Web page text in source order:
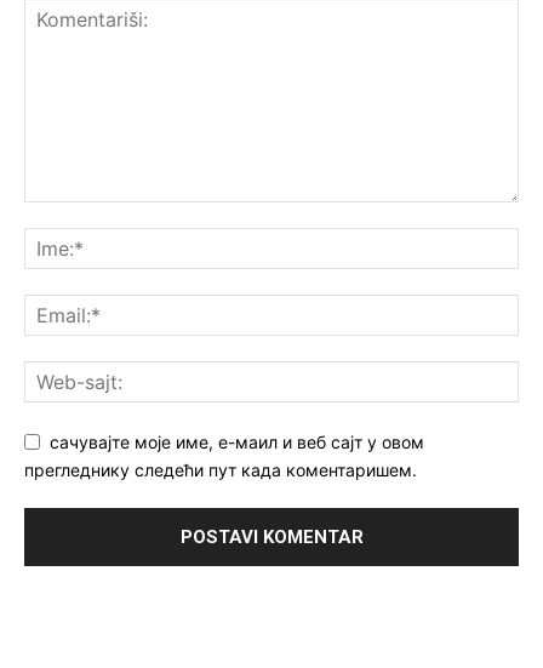
сачувајте моје име, е-маил и веб сајт у овом
прегледнику следећи пут када коментаришем.